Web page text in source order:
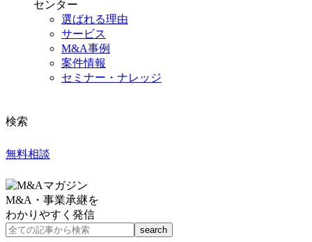
センター
選ばれる理由
サービス
M&A事例
案件情報
セミナー・ナレッジ
検索
無料相談
M&A・事業承継を
わかりやすく発信